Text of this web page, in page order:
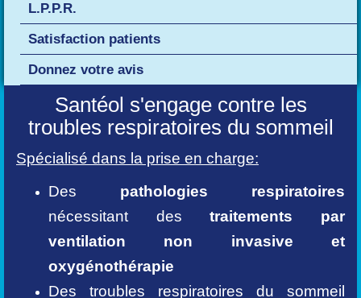
L.P.P.R.
Satisfaction patients
Donnez votre avis
Santéol s'engage contre les
troubles respiratoires du sommeil
Spécialisé dans la prise en charge:
Des pathologies respiratoires
nécessitant destraitements par
ventilation non invasive et
oxygénothérapie
Des troubles respiratoires du sommeil